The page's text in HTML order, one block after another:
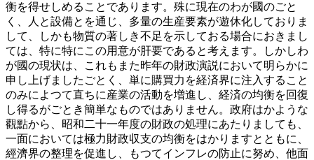
衡を得せしめることであります。殊に現在のわが國のごと
く、人と設備とを通じ、多量の生産要素が遊休化しておりま
して、しかも物質の著しき不足を示しておる場合におきまし
ては、特に特にこの用意が肝要であると考えます。しかしわ
が國の現状は、これもまた昨年の財政演説において明らかに
申し上げましたごとく、単に購買力を経済界に注入すること
のみによつて直ちに産業の活動を増進し、経済の均衡を回復
し得るがごとき簡単なものではありません。政府はかような
觀點から、昭和二十一年度の財政の処理にあたりましても、
一面においては極力財政収支の均衡をはかりますとともに、
經濟界の整理を促進し、もつてインフレの防止に努め、他面